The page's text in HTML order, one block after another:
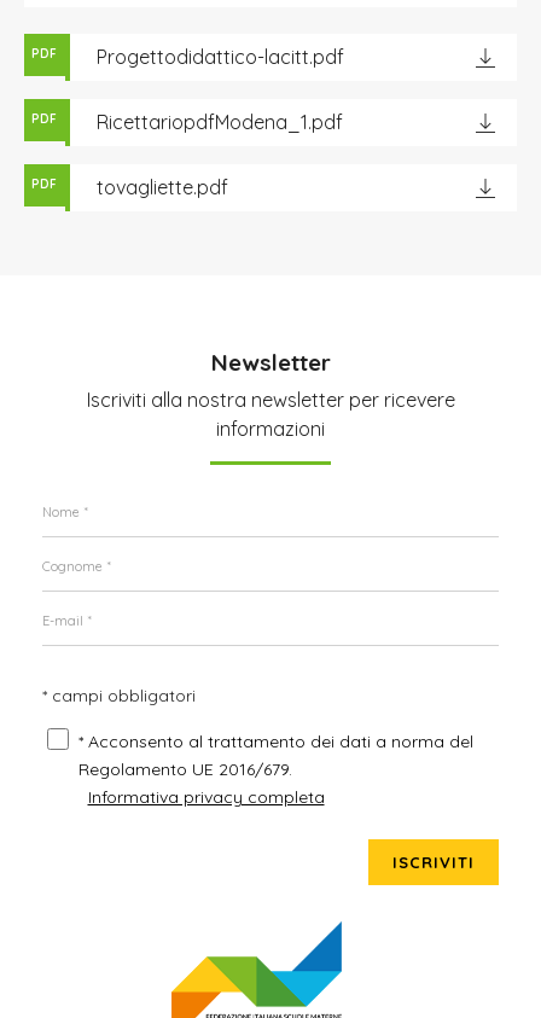
PDF Progettodidattico-lacitt.pdf
PDF RicettariopdfModena_1.pdf
PDF tovagliette.pdf
Newsletter
Iscriviti alla nostra newsletter per ricevere
informazioni
* campi obbligatori
* Acconsento al trattamento dei dati a norma del
Regolamento UE 2016/679.
Informativa privacy completa
ISCRIVITI